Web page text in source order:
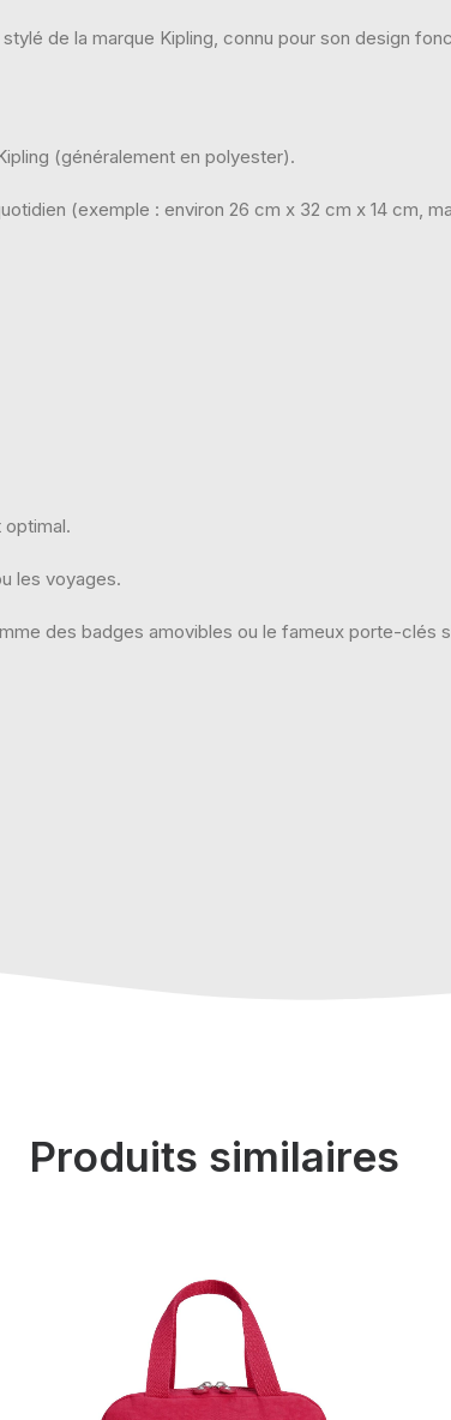
de la marque Kipling, connu pour son design
(généralement en polyester).
(exemple : environ 26 cm x 32 cm x 14 cm,
les voyages.
des badges amovibles ou le fameux porte-clés
Produits similaires